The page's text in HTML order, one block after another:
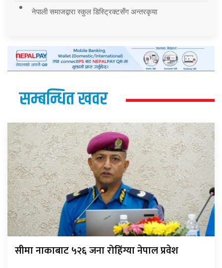
नेपाली समाजद्वारा स्कुल डिस्ट्रिक्टसँग अन्तरकृया
सम्बन्धित खवर
सीमा नाकाबाट ५२६ जना रोहिंग्या नेपाल प्रवेश